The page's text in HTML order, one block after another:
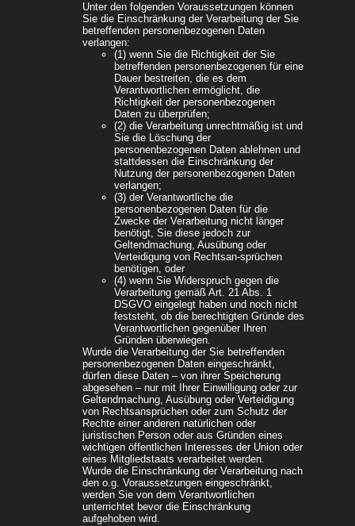
Unter den folgenden Voraussetzungen können
Sie die Einschränkung der Verarbeitung der Sie
betreffenden personenbezogenen Daten
verlangen:
(1) wenn Sie die Richtigkeit der Sie
betreffenden personenbezogenen für eine
Dauer bestreiten, die es dem
Verantwortlichen ermöglicht, die
Richtigkeit der personenbezogenen
Daten zu überprüfen;
(2) die Verarbeitung unrechtmäßig ist und
Sie die Löschung der
personenbezogenen Daten ablehnen und
stattdessen die Einschränkung der
Nutzung der personenbezogenen Daten
verlangen;
(3) der Verantwortliche die
personenbezogenen Daten für die
Zwecke der Verarbeitung nicht länger
benötigt, Sie diese jedoch zur
Geltendmachung, Ausübung oder
Verteidigung von Rechtsan-sprüchen
benötigen, oder
(4) wenn Sie Widerspruch gegen die
Verarbeitung gemäß Art. 21 Abs. 1
DSGVO eingelegt haben und noch nicht
feststeht, ob die berechtigten Gründe des
Verantwortlichen gegenüber Ihren
Gründen überwiegen.
Wurde die Verarbeitung der Sie betreffenden
personenbezogenen Daten eingeschränkt,
dürfen diese Daten – von ihrer Speicherung
abgesehen – nur mit Ihrer Einwilligung oder zur
Geltendmachung, Ausübung oder Verteidigung
von Rechtsansprüchen oder zum Schutz der
Rechte einer anderen natürlichen oder
juristischen Person oder aus Gründen eines
wichtigen öffentlichen Interesses der Union oder
eines Mitgliedstaats verarbeitet werden.
Wurde die Einschränkung der Verarbeitung nach
den o.g. Voraussetzungen eingeschränkt,
werden Sie von dem Verantwortlichen
unterrichtet bevor die Einschränkung
aufgehoben wird.